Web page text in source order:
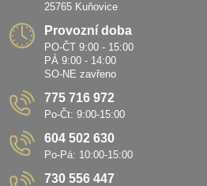
25765 Kuňovice
Provozní doba
PO-ČT 9:00 - 15:00
PÁ 9:00 - 14:00
SO-NE zavřeno
775 716 972
Po-Čt: 9:00-15:00
604 502 630
Po-Pá: 10:00-15:00
730 556 447